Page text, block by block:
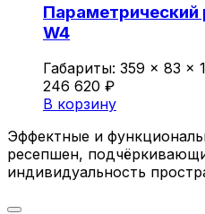
Параметрический
W4
Габариты: 359 × 83 ×
246 620 ₽
В корзину
Эффектные и
ресепшен,
индивидуальность